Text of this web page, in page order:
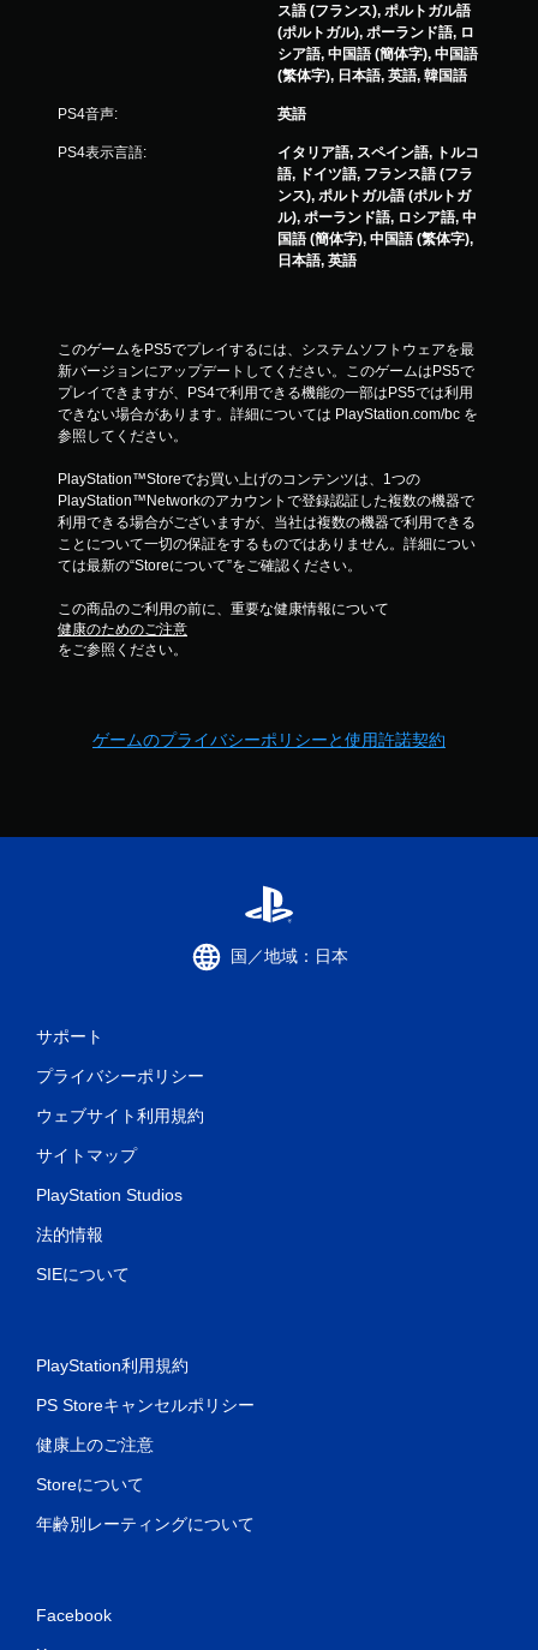
ス語 (フランス), ポルトガル語
(ポルトガル), ポーランド語, ロ
シア語, 中国語 (簡体字), 中国語
(繁体字), 日本語, 英語, 韓国語
PS4音声: 英語
PS4表示言語:
イタリア語, スペイン語, トルコ
語, ドイツ語, フランス語 (フラ
ンス), ポルトガル語 (ポルトガ
ル), ポーランド語, ロシア語, 中
国語 (簡体字), 中国語 (繁体字),
日本語, 英語
このゲームをPS5でプレイするには、システムソフトウェアを最
新バージョンにアップデートしてください。このゲームはPS5で
プレイできますが、PS4で利用できる機能の一部はPS5では利用
できない場合があります。詳細については PlayStation.com/bc を
参照してください。
PlayStation™Storeでお買い上げのコンテンツは、1つの
PlayStation™Networkのアカウントで登録認証した複数の機器で
利用できる場合がございますが、当社は複数の機器で利用できる
ことについて一切の保証をするものではありません。詳細につい
ては最新の“Storeについて”をご確認ください。
この商品のご利用の前に、重要な健康情報について
健康のためのご注意
をご参照ください。
ゲームのプライバシーポリシーと使用許諾契約
国／地域：日本
サポート
プライバシーポリシー
ウェブサイト利用規約
サイトマップ
PlayStation Studios
法的情報
SIEについて
PlayStation利用規約
PS Storeキャンセルポリシー
健康上のご注意
Storeについて
年齢別レーティングについて
Facebook